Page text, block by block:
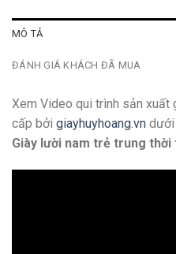
MÔ TẢ
ĐÁNH GIÁ KHÁCH ĐÃ MUA
Xem Video qui trình sản xuất
cấp bởi giayhuyhoang.vn dưới
Giày lười nam trẻ trung